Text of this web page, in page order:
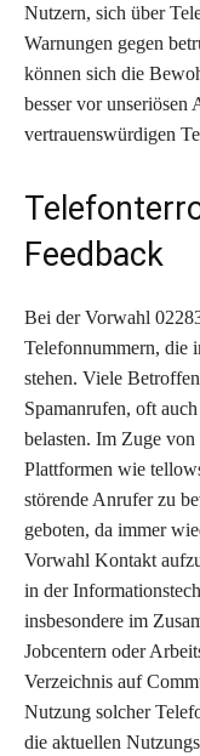
Nutzern, sich über
Warnungen gegen
können sich die
besser vor unseriösen
vertrauenswürdigen
Feedback
Bei der Vorwahl
Telefonnummern, die
stehen. Viele
Spamanrufen, oft
belasten. Im Zuge
Plattformen wie
störende Anrufer zu
geboten, da immer
Vorwahl Kontakt
in der
insbesondere im
Jobcentern oder
Verzeichnis auf
Nutzung solcher
die aktuellen